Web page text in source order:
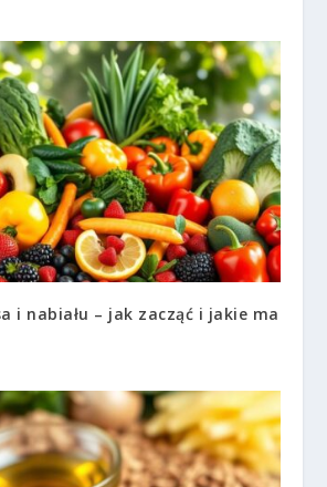
i nabiału – jak zacząć i jakie ma